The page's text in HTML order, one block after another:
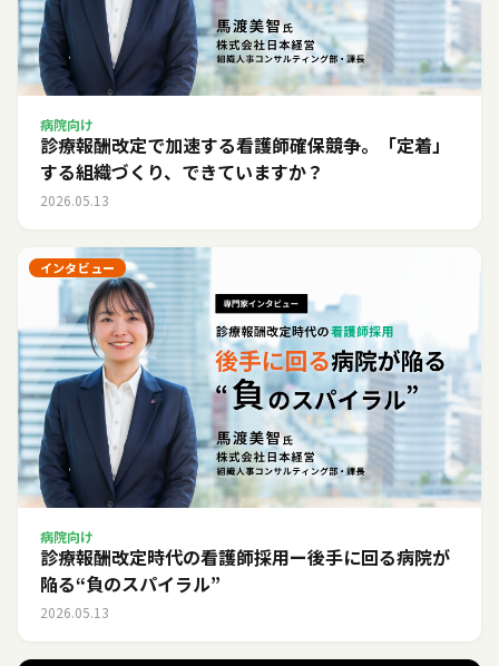
病院向け
診療報酬改定で加速する看護師確保競争。「定着」
する組織づくり、できていますか？
2026.05.13
インタビュー
病院向け
診療報酬改定時代の看護師採用ー後手に回る病院が
陥る“負のスパイラル”
2026.05.13